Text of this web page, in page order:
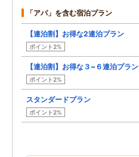
「アパ」を含む宿泊プラン
【連泊割】お得な2連泊プラン
ポイント2%
【連泊割】お得な３~６連泊プラン
ポイント2%
スタンダードプラン
ポイント2%